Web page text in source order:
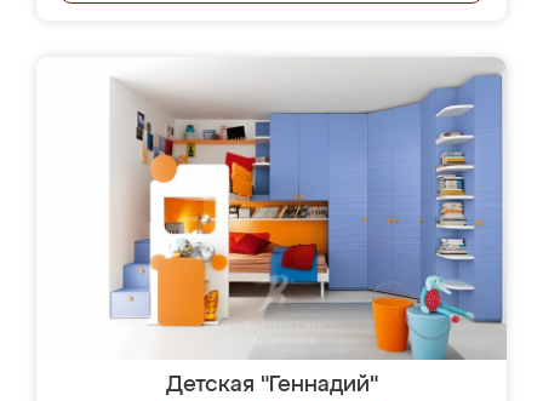
Детская "Геннадий"